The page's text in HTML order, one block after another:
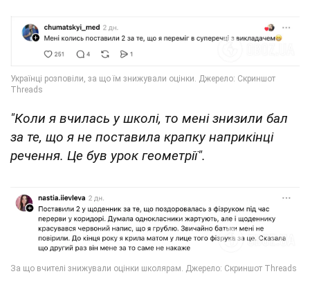
"Коли я вчилась у школі, то мені знизили бал
за те, що я не поставила крапку наприкінці
речення. Це був урок геометрії".